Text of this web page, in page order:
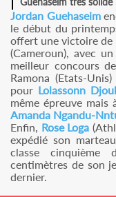
Jordan Guehaseim
le début du
offert une victoire de
(Cameroun), avec
meilleur concours
Ramona (Etats-
pour Lolassonn
même épreuve mais
Amanda Ngandu-
Enfin, Rose Loga
expédié son
classe cinquième
centimètres de son
dernier.